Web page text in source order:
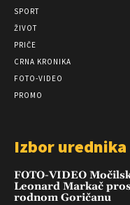
SPORT
ŽIVOT
PRIČE
CRNA KRONIKA
FOTO-VIDEO
PROMO
Izbor urednika
FOTO-VIDEO
Leonard Markač
rodnom Goričanu